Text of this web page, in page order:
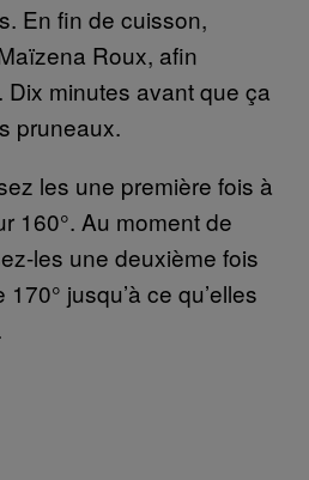
En fin de cuisson,
Roux, afin
Dix minutes avant que ça
pruneaux.
les une première fois à
160°. Au moment de
les une deuxième fois
jusqu’à ce qu’elles